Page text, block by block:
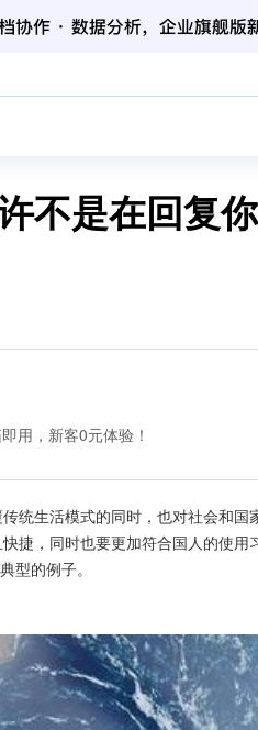
不是在回复
用，新客0元体验！
统生活模式的同时，也对社会和国
捷，同时也要更加符合国人的使用
型的例子。